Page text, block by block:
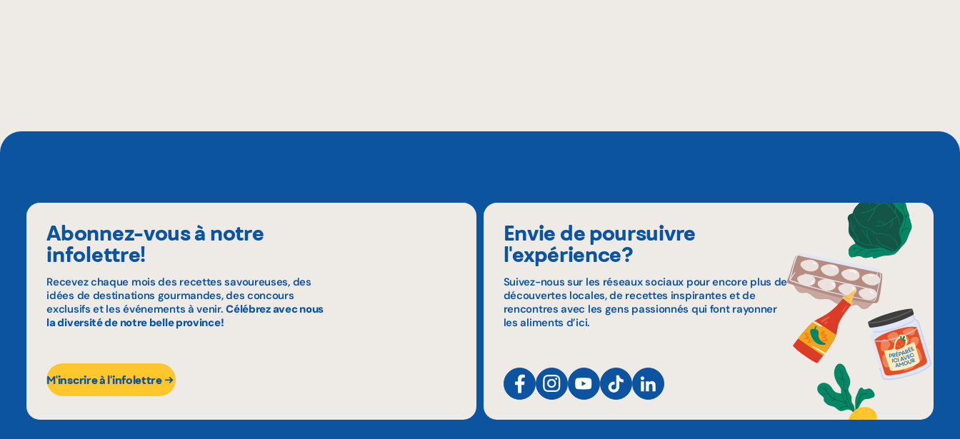
Abonnez-vous à notre
infolettre!
Recevez chaque mois des recettes savoureuses, des
idées de destinations gourmandes, des concours
exclusifs et les événements à venir.Célébrez avec nous
la diversité de notre belle province!
M'inscrire à l'infolettre
Envie de poursuivre
l'expérience?
Suivez-nous sur les réseaux sociaux pour encore plus de
découvertes locales, de recettes inspirantes et de
rencontres avec les gens passionnés qui font rayonner
les aliments d’ici.